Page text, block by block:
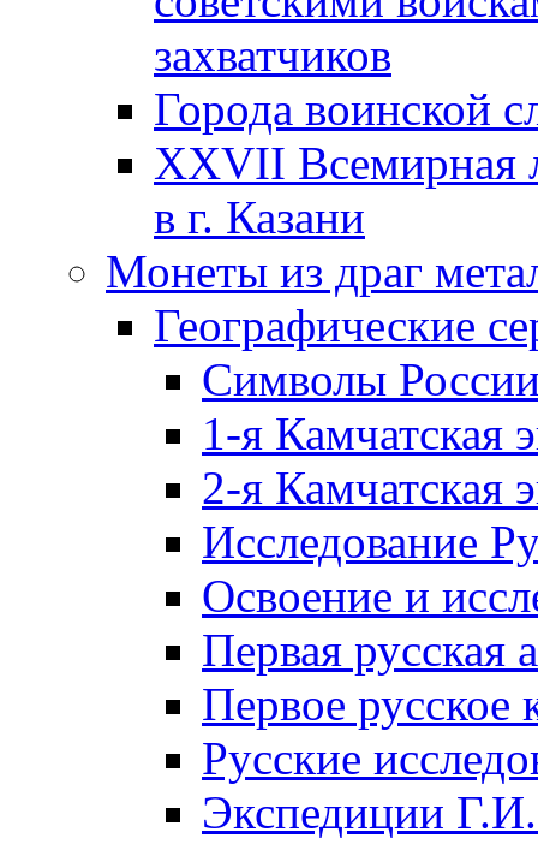
захватчиков
Города воинской
XXVII Всемирная
в г. Казани
Монеты из драг
Географические
Символы
1-я Камчатская
2-я Камчатская
Исследование
Освоение и
Первая русская
Первое русское
Русские
Экспедиции